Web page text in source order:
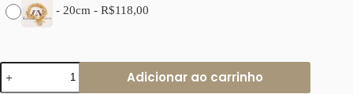
- 20cm - R$118,00
Pulseira
Pingente
Adicionar ao carrinho